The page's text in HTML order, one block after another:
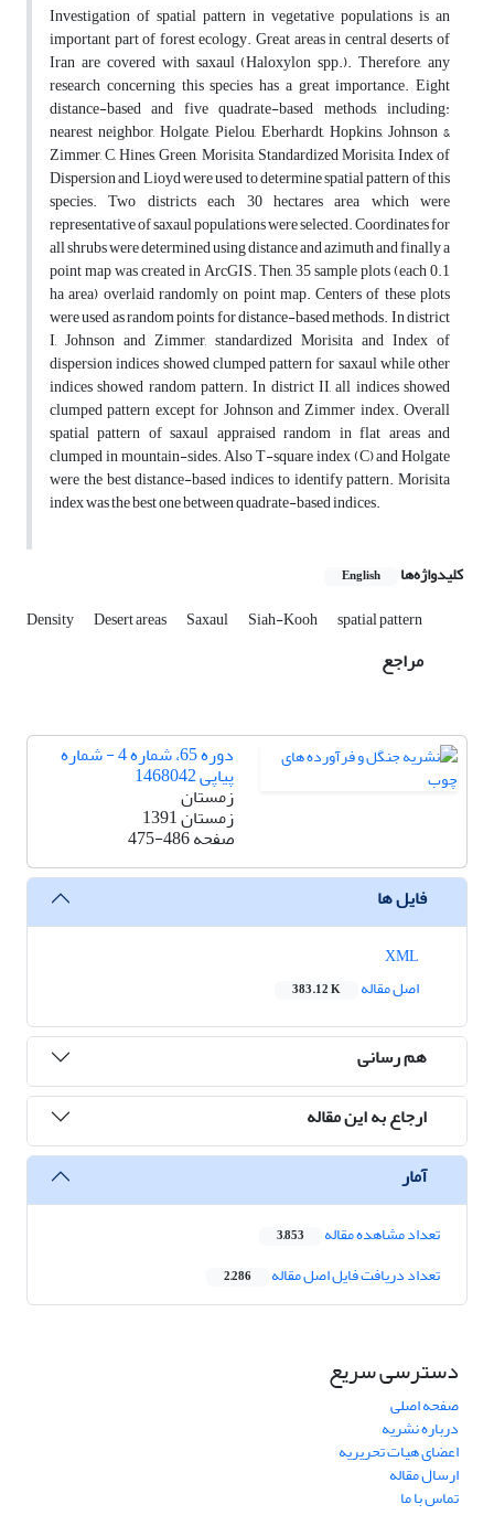
Investigation of spatial pattern in vegetative populations is an
important part of forest ecology. Great areas in central deserts of
Iran are covered with saxaul (Haloxylon spp.). Therefore, any
research concerning this species has a great importance. Eight
distance-based and five quadrate-based methods, including:
nearest neighbor, Holgate, Pielou, Eberhardt, Hopkins, Johnson &
Zimmer, C, Hines, Green, Morisita, Standardized Morisita, Index of
Dispersion and Lioyd were used to determine spatial pattern of this
species. Two districts each 30 hectares area which were
representative of saxaul populations were selected. Coordinates for
all shrubs were determined using distance and azimuth and finally a
point map was created in ArcGIS. Then, 35 sample plots (each 0.1
ha area) overlaid randomly on point map. Centers of these plots
were used as random points for distance-based methods. In district
I, Johnson and Zimmer, standardized Morisita and Index of
dispersion indices showed clumped pattern for saxaul while other
indices showed random pattern. In district II, all indices showed
clumped pattern except for Johnson and Zimmer index. Overall
spatial pattern of saxaul appraised random in flat areas and
clumped in mountain-sides. Also T-square index (C) and Holgate
were the best distance-based indices to identify pattern. Morisita
index was the best one between quadrate-based indices.
کلیدواژه‌ها English
Density Desert areas Saxaul Siah-Kooh spatial pattern
مراجع
دوره 65، شماره 4 - شماره
پیاپی 1468042
زمستان
زمستان 1391
صفحه475-486
فایل ها
اصل مقاله
383.12 K
هم رسانی
ارجاع به این مقاله
آمار
تعداد مشاهده مقاله 3,853
تعداد دریافت فایل اصل مقاله 2,286
دسترسی سریع
صفحه اصلی
درباره نشریه
اعضای هیات تحریریه
ارسال مقاله
تماس با ما